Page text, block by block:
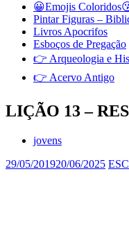
😀Emojis
Pintar Figuras –
Livros Apocrifos
Esboços de Pregação
👉 Arqueologia e
👉 Acervo Antigo
LIÇÃO 13 –
jovens
29/05/201920/06/2025